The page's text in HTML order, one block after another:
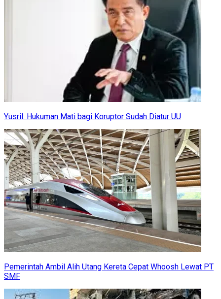
Yusril: Hukuman Mati bagi Koruptor Sudah Diatur UU
Pemerintah Ambil Alih Utang Kereta Cepat Whoosh Lewat PT
SMF